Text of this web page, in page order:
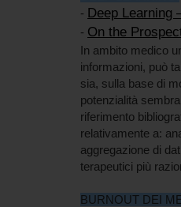
- Deep Learning
- On the
In ambito medico
informazioni, può
sia, sulla base di
potenzialità
riferimento
relativamente a:
aggregazione di
terapeutici più
BURNOUT DEI